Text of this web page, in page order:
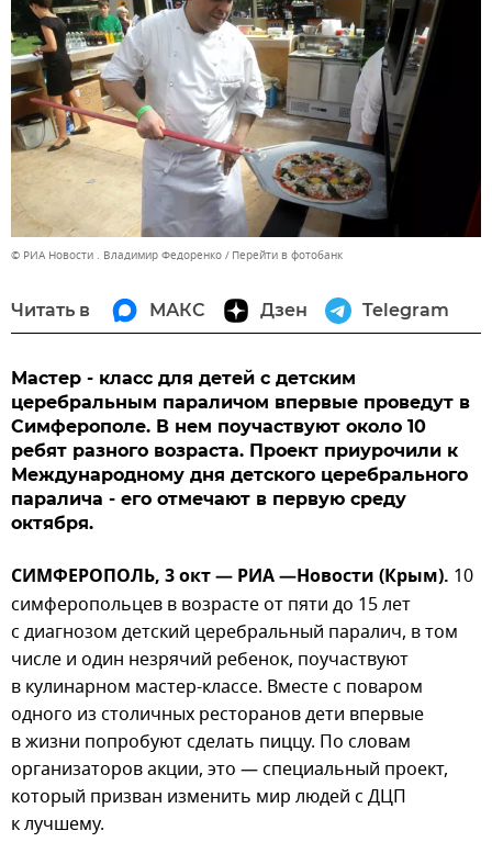
© РИА Новости . Владимир Федоренко Перейти в фотобанк
Читать в МАКС Дзен Telegram
Мастер - класс для детей с детским
церебральным параличом впервые проведут в
Симферополе. В нем поучаствуют около 10
ребят разного возраста. Проект приурочили к
Международному дня детского церебрального
паралича - его отмечают в первую среду
октября.
СИМФЕРОПОЛЬ, 3 окт — РИА —Новости (Крым). 10
симферопольцев в возрасте от пяти до 15 лет
с диагнозом детский церебральный паралич, в том
числе и один незрячий ребенок, поучаствуют
в кулинарном мастер-классе. Вместе с поваром
одного из столичных ресторанов дети впервые
в жизни попробуют сделать пиццу. По словам
организаторов акции, это — специальный проект,
который призван изменить мир людей с ДЦП
к лучшему.